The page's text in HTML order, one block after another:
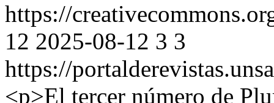
https://
12 2025-08-12 3 3
https://
<p>El tercer número de